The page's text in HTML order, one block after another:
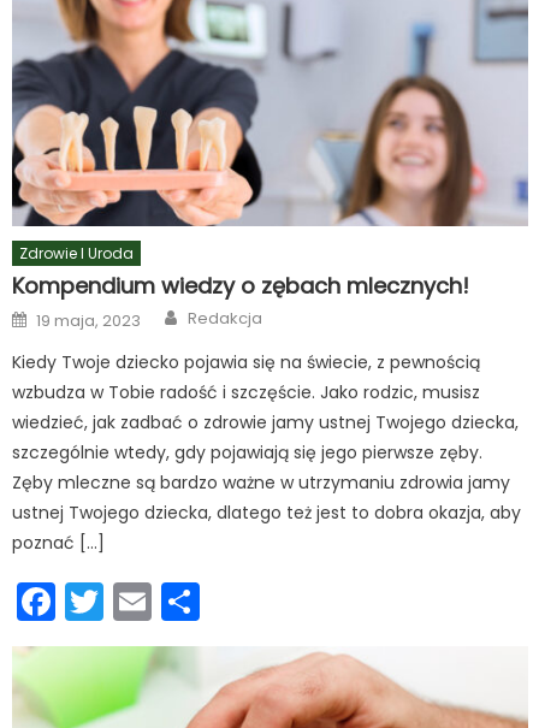
Zdrowie I Uroda
Kompendium wiedzy o zębach mlecznych!
Posted
on
19 maja, 2023 Author
Redakcja
Kiedy Twoje dziecko pojawia się na świecie, z pewnością
wzbudza w Tobie radość i szczęście. Jako rodzic, musisz
wiedzieć, jak zadbać o zdrowie jamy ustnej Twojego dziecka,
szczególnie wtedy, gdy pojawiają się jego pierwsze zęby.
Zęby mleczne są bardzo ważne w utrzymaniu zdrowia jamy
ustnej Twojego dziecka, dlatego też jest to dobra okazja, aby
poznać […]
Facebook
Twitter
Email
się